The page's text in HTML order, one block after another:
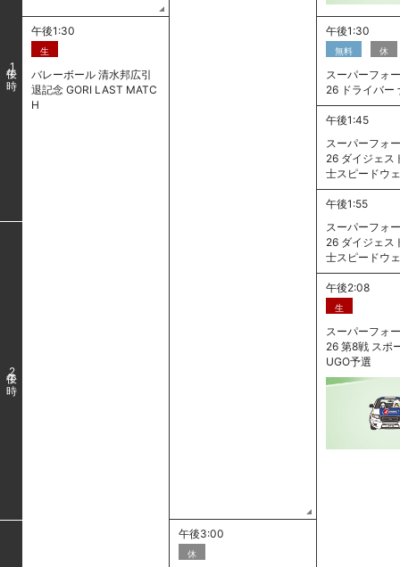
1
午後1:30
生
バレーボール 清水邦広引
退記念 GORI LAST MATC
H
午後1:30
無料 休
スーパーフォ
26 ドライバー
午後1:45
スーパーフォ
26 ダイジェス
士スピードウ
午後1:55
スーパーフォ
26 ダイジェス
士スピードウ
2
午後2:08
生
スーパーフォ
26 第8戦 スポ
UGO予選
午後3:00
休